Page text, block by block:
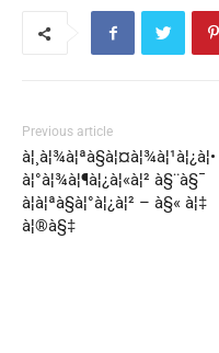
Previous article
à¦¸à¦¾à¦ªà§à¦¤à¦¾à¦¹à¦¿à¦•
à¦°à¦¾à¦¶à¦¿à¦«à¦² à§¨à§¯
à¦à¦ªà§à¦°à¦¿à¦² – à§« à¦‡
à¦®à§‡